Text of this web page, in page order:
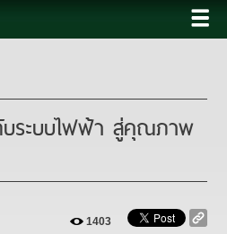
บระบบไฟฟ้า สู่คุณภาพ
1403